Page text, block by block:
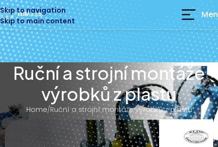
Skip to navigation
Skip to main content
Ruční a strojní montáže
výrobků z plastu
Home Ruční a strojní montáže výrobků z plastu